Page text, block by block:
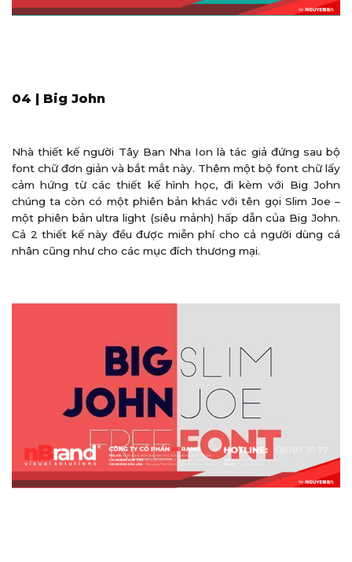
04 | Big John
Nhà thiết kế người Tây Ban Nha Ion là tác giả đứng sau bộ
font chữ đơn giản và bắt mắt này. Thêm một bộ font chữ lấy
cảm hứng từ các thiết kế hình học, đi kèm với Big John
chúng ta còn có một phiên bản khác với tên gọi Slim Joe –
một phiên bản ultra light (siêu mảnh) hấp dẫn của Big John.
Cả 2 thiết kế này đều được miễn phí cho cả người dùng cá
nhân cũng như cho các mục đích thương mại.